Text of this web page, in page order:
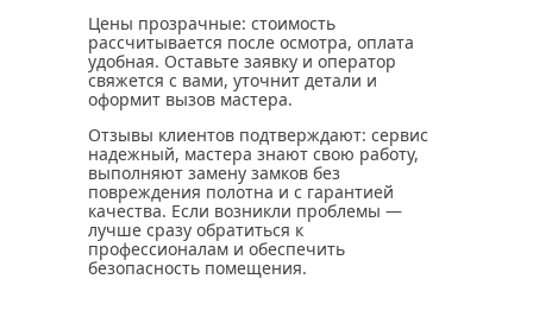
Цены прозрачные: стоимость
рассчитывается после осмотра, оплата
удобная. Оставьте заявку и оператор
свяжется с вами, уточнит детали и
оформит вызов мастера.
Отзывы клиентов подтверждают: сервис
надежный, мастера знают свою работу,
выполняют замену замков без
повреждения полотна и с гарантией
качества. Если возникли проблемы —
лучше сразу обратиться к
профессионалам и обеспечить
безопасность помещения.